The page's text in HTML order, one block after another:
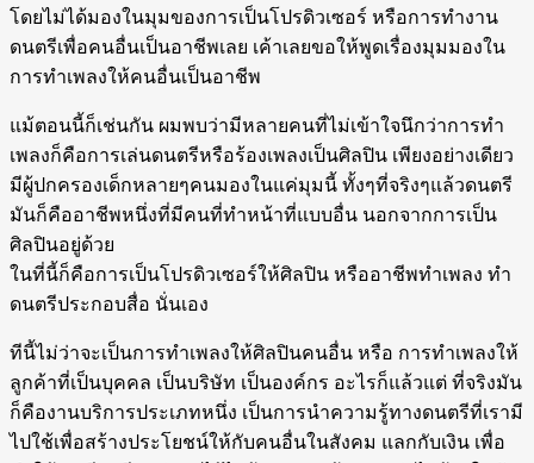
โดยไม่ได้มองในมุมของการเป็นโปรดิวเซอร์ หรือการทำงาน
ดนตรีเพื่อคนอื่นเป็นอาชีพเลย เค้าเลยขอให้พูดเรื่องมุมมองใน
การทำเพลงให้คนอื่นเป็นอาชีพ
แม้ตอนนี้ก็เช่นกัน ผมพบว่ามีหลายคนที่ไม่เข้าใจนึกว่าการทำ
เพลงก็คือการเล่นดนตรีหรือร้องเพลงเป็นศิลปิน เพียงอย่างเดียว
มีผู้ปกครองเด็กหลายๆคนมองในแค่มุมนี้ ทั้งๆที่จริงๆแล้วดนตรี
มันก็คืออาชีพหนึ่งที่มีคนที่ทำหน้าที่แบบอื่น นอกจากการเป็น
ศิลปินอยู่ด้วย
ในที่นี้ก็คือการเป็นโปรดิวเซอร์ให้ศิลปิน หรืออาชีพทำเพลง ทำ
ดนตรีประกอบสื่อ นั่นเอง
ทีนี้ไม่ว่าจะเป็นการทำเพลงให้ศิลปินคนอื่น หรือ การทำเพลงให้
ลูกค้าที่เป็นบุคคล เป็นบริษัท เป็นองค์กร อะไรก็แล้วแต่ ที่จริงมัน
ก็คืองานบริการประเภทหนึ่ง เป็นการนำความรู้ทางดนตรีที่เรามี
ไปใช้เพื่อสร้างประโยชน์ให้กับคนอื่นในสังคม แลกกับเงิน เพื่อ